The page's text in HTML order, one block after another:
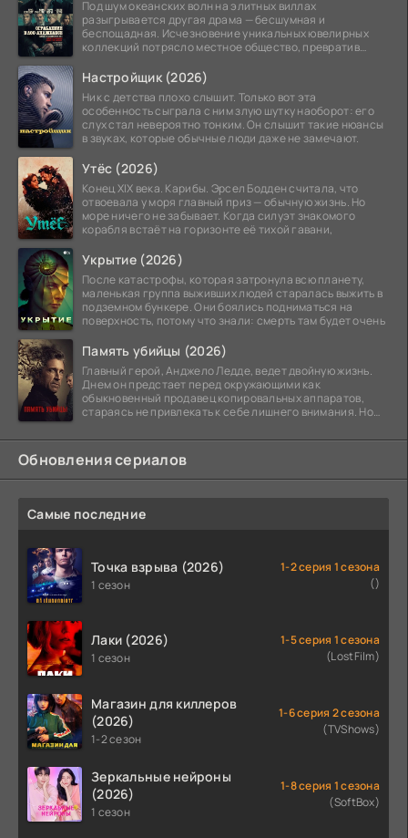
Под шум океанских волн на элитных виллах
разыгрывается другая драма — бесшумная и
беспощадная. Исчезновение уникальных ювелирных
коллекций потрясло местное общество, превратив
Настройщик (2026)
Ник с детства плохо слышит. Только вот эта
особенность сыграла с ним злую шутку наоборот: его
слух стал невероятно тонким. Он слышит такие нюансы
в звуках, которые обычные люди даже не замечают.
Утёс (2026)
Конец XIX века. Карибы. Эрсел Бодден считала, что
отвоевала у моря главный приз — обычную жизнь. Но
море ничего не забывает. Когда силуэт знакомого
корабля встаёт на горизонте её тихой гавани,
Укрытие (2026)
После катастрофы, которая затронула всю планету,
маленькая группа выживших людей старалась выжить в
подземном бункере. Они боялись подниматься на
поверхность, потому что знали: смерть там будет очень
Память убийцы (2026)
Главный герой, Анджело Ледде, ведет двойную жизнь.
Днем он предстает перед окружающими как
обыкновенный продавец копировальных аппаратов,
стараясь не привлекать к себе лишнего внимания. Но
Обновления сериалов
Самые последние
Точка взрыва (2026)
1 сезон
1-2 серия 1 сезона
()
Лаки (2026)
1 сезон
1-5 серия 1 сезона
(LostFilm)
Магазин для киллеров
(2026)
1-2 сезон
1-6 серия 2 сезона
(TVShows)
Зеркальные нейроны
(2026)
1 сезон
1-8 серия 1 сезона
(SoftBox)